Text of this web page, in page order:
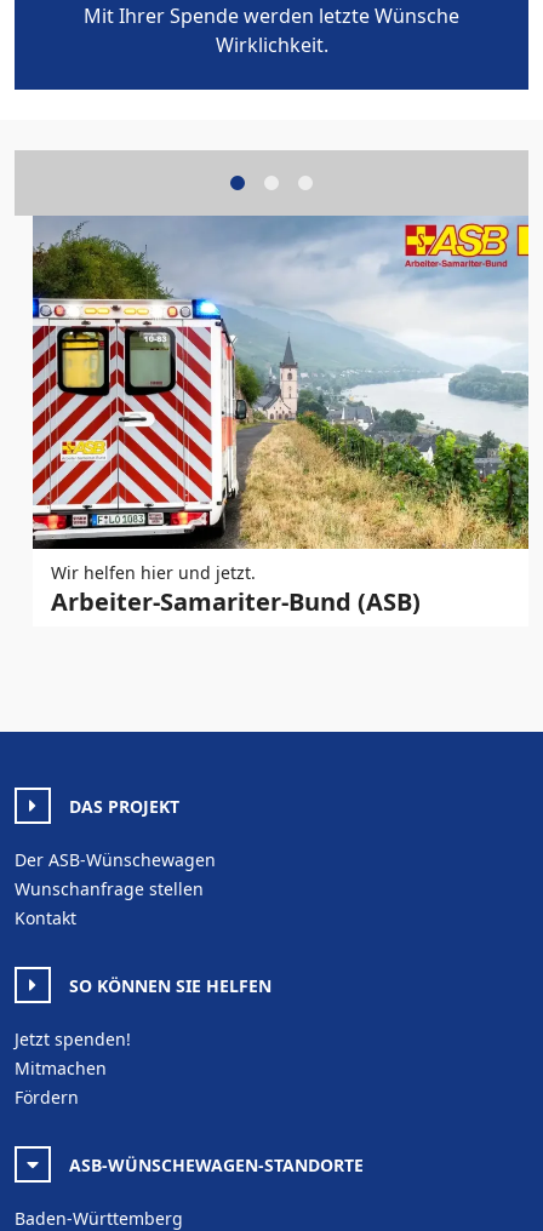
Mit Ihrer Spende werden letzte Wünsche
Wirklichkeit.
Wir helfen hier und jetzt.
Arbeiter-Samariter-Bund (ASB)
DAS PROJEKT
Der ASB-Wünschewagen
Wunschanfrage stellen
Kontakt
SO KÖNNEN SIE HELFEN
Jetzt spenden!
Mitmachen
Fördern
ASB-WÜNSCHEWAGEN-STANDORTE
Baden-Württemberg